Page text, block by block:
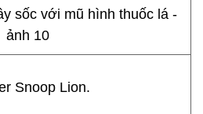
Snoop Lion.